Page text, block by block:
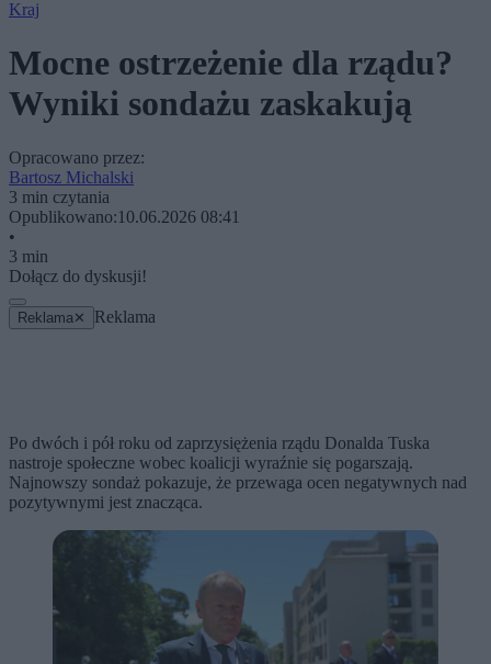
Kraj
Mocne ostrzeżenie dla rządu?
Wyniki sondażu zaskakują
Opracowano przez:
Bartosz Michalski
3 min czytania
Opublikowano:10.06.2026 08:41
•
3 min
Dołącz do dyskusji!
Reklama ✕ Reklama
Po dwóch i pół roku od zaprzysiężenia rządu Donalda Tuska
nastroje społeczne wobec koalicji wyraźnie się pogarszają.
Najnowszy sondaż pokazuje, że przewaga ocen negatywnych nad
pozytywnymi jest znacząca.